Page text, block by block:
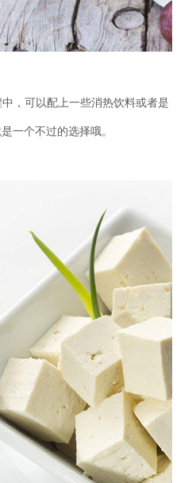
，可以配上一些消热饮料或者是
一个不过的选择哦。